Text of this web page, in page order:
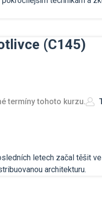
(C145)
termíny tohoto kurzu.
letech začal těšit
architekturu.